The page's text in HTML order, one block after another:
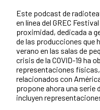
Este podcast de
en línea del GREC
proximidad, dedicada a
de las producciones que
verano en las salas de
crisis de la COVID-19 ha
representaciones
relacionados con
propone ahora una serie
incluyen